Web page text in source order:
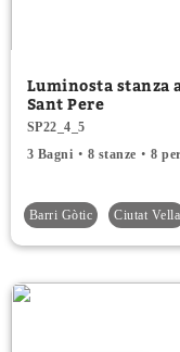
Luminosta stanza
Sant Pere
SP22_4_5
3 Bagni
8 stanze 8
Barri Gòtic Ciutat Vella